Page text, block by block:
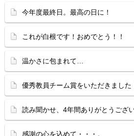
今年度最終日。最高の日に！
これが白根です！おめでとう！！
温かさに包まれて…
優秀教員チーム賞をいただきました
読み聞かせ、4年間ありがとうござ
感謝の心を込めて・・・。